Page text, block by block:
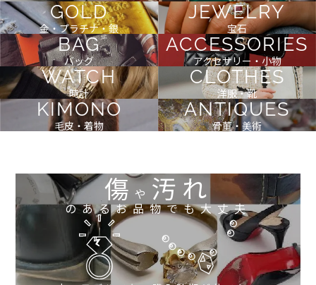
GOLD
金・プラチナ・銀
JEWELRY
宝石
BAG
バッグ
ACCESSORIES
アクセサリー・小物
WATCH
時計
CLOTHES
洋服・靴
KIMONO
毛皮・着物
ANTIQUES
骨董・美術
傷や 汚れ
のあるお品物でも大丈夫